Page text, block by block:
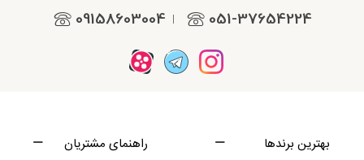
051-37654224
|
09158603004
بهترین برندها راهنمای مشتریان